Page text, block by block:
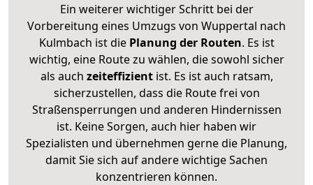
Ein weiterer wichtiger Schritt bei der
Vorbereitung eines Umzugs von Wuppertal nach
Kulmbach ist diePlanung der Routen. Es ist
wichtig, eine Route zu wählen, die sowohl sicher
als auch zeiteffizientist. Es ist auch ratsam,
sicherzustellen, dass die Route frei von
Straßensperrungen und anderen Hindernissen
ist. Keine Sorgen, auch hier haben wir
Spezialisten und übernehmen gerne die Planung,
damit Sie sich auf andere wichtige Sachen
konzentrieren können.